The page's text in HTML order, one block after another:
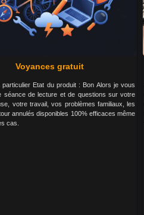
Voyances gratuit
Etat du produit : Bon Alors je vous
séance de lecture et de questions sur votre
votre travail, vos problèmes familiaux, les
annulés disponibles 100% efficaces même
cas.